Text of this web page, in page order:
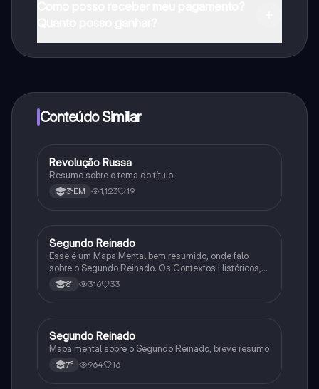
Conteúdo Similar
RHistória
Revolução Russa
Resumo sobre o tema do título.
3°EM 1,123 19
História
Segundo Reinado
Esse é um Mapa Mental bem resumido, onde falo
sobre o Segundo Reinado. Os Contextos Históricos,
Monarquia, Aspectos Políticos, Economia, Sociedade,
Cultura, Conflitos e Crises e Proclamação da
8° 316 33
História
Segundo Reinado
Mapa mental sobre o Segundo Reinado, breve resumo
7° 964 16